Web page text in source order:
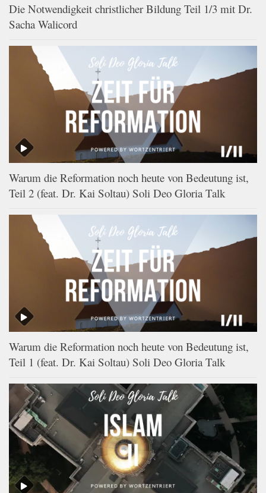
Die Notwendigkeit christlicher Bildung Teil 1/3 mit Dr.
Sacha Walicord
Warum die Reformation noch heute von Bedeutung ist,
Teil 2 (feat. Dr. Kai Soltau) Soli Deo Gloria Talk
Warum die Reformation noch heute von Bedeutung ist,
Teil 1 (feat. Dr. Kai Soltau) Soli Deo Gloria Talk